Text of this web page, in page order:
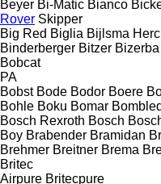
Beyer Bi-Matic Bianco
Rover Skipper
Big Red Biglia Bijlsma
Binderberger Bitzer Bizerba
Bobcat
PA
Bobst Bode Bodor Boere
Bohle Boku Bomar Bombled
Bosch Rexroth Bosch
Boy Brabender Bramidan
Brehmer Breitner Brema
Britec
Airpure Britecpure